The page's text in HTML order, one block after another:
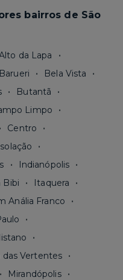
bairros de São
da Lapa
Barueri
Bela Vista
Butantã
Limpo
Centro
Indianópolis
Bibi
Itaquera
Anália Franco
das Vertentes
Mirandópolis